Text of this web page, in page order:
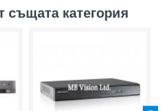
същата категория